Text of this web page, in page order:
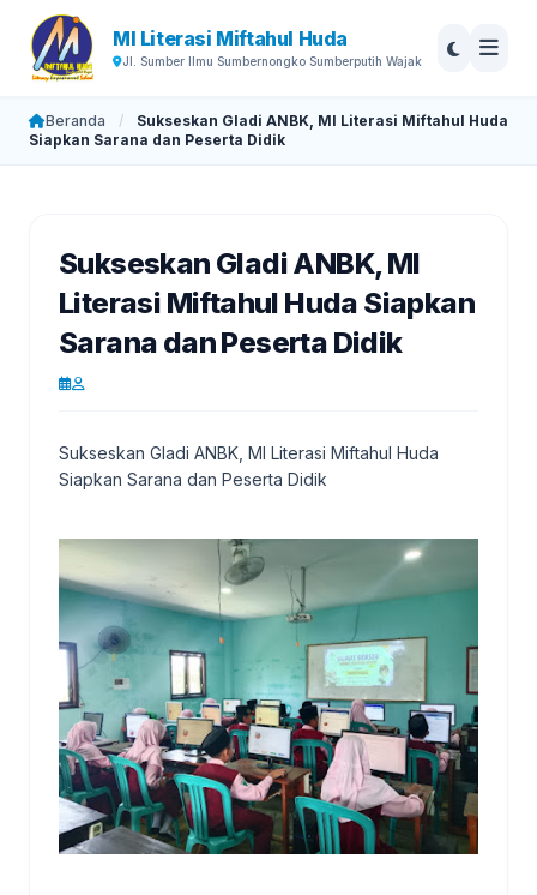
MI Literasi Miftahul Huda
Jl. Sumber Ilmu Sumbernongko Sumberputih Wajak
Beranda /
Sukseskan Gladi ANBK, MI Literasi Miftahul Huda
Siapkan Sarana dan Peserta Didik
Sukseskan Gladi ANBK, MI
Literasi Miftahul Huda Siapkan
Sarana dan Peserta Didik
Sukseskan Gladi ANBK, MI Literasi Miftahul Huda
Siapkan Sarana dan Peserta Didik